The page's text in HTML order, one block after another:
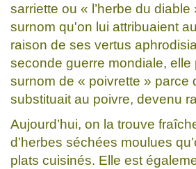
sarriette ou « l’herbe du diable
surnom qu'on lui attribuaient
raison de ses vertus
seconde guerre mondiale, elle
surnom de « poivrette » parce
substituait au poivre, devenu
Aujourd’hui, on la trouve
d’herbes séchées moulues
plats cuisinés. Elle est